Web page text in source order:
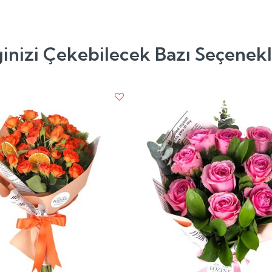
Çekebilecek Bazı